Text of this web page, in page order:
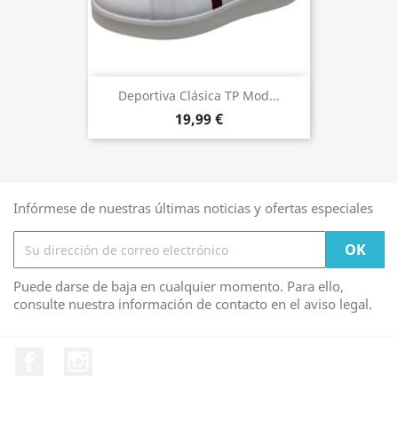
Deportiva Clásica TP Mod...
19,99 €
Infórmese de nuestras últimas noticias y ofertas especiales
Puede darse de baja en cualquier momento. Para ello,
consulte nuestra información de contacto en el aviso legal.